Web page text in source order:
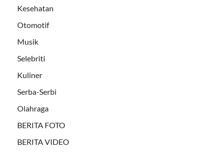
Kesehatan
Otomotif
Musik
Selebriti
Kuliner
Serba-Serbi
Olahraga
BERITA FOTO
BERITA VIDEO